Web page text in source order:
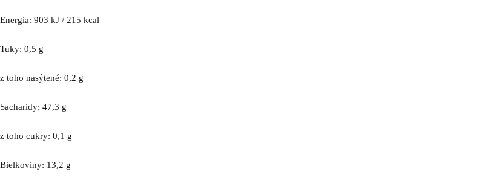
Energia: 903 kJ / 215 kcal
Tuky: 0,5 g
z toho nasýtené: 0,2 g
Sacharidy: 47,3 g
z toho cukry: 0,1 g
Bielkoviny: 13,2 g